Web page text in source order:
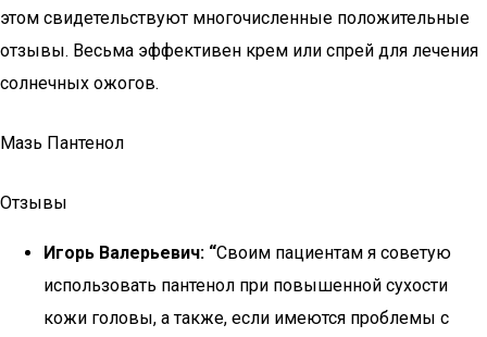
этом свидетельствуют многочисленные положительные
отзывы. Весьма эффективен крем или спрей для лечения
солнечных ожогов.
Мазь Пантенол
Отзывы
Игорь Валерьевич: “Своим пациентам я советую
использовать пантенол при повышенной сухости
кожи головы, а также, если имеются проблемы с